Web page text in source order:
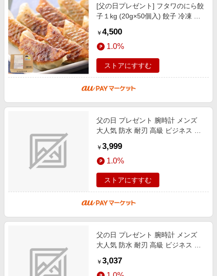
旅行・レジャー・ホテル予約
生活・お役立ち
金融・マネー・保険
デジタルコンテンツ
ビジネス・その他サービス
Apple公式サイト×楽天カード分割払い
Qoo10メガポ
Samsung ボーナスキャンペーン
週末の高還元 夏の長期版
2.5% 10.0%
4.5%
[父の日プレゼント] フタワのにら餃
子１kg (20g×50個入) 餃子 冷凍 父
シール付き国産肉・野菜100%使用
￥ 4,500
1.0%
ストアにすすむ
父の日 プレゼント 腕時計 メンズ
大人気 防水 耐刃 高級 ビジネス 時
オーツ腕時計 男の魅力を演出
￥ 3,999
1.0%
ストアにすすむ
父の日 プレゼント 腕時計 メンズ
大人気 防水 耐刃 高級 ビジネス 時
オーツ腕時計 男の魅力を演出
￥ 3,037